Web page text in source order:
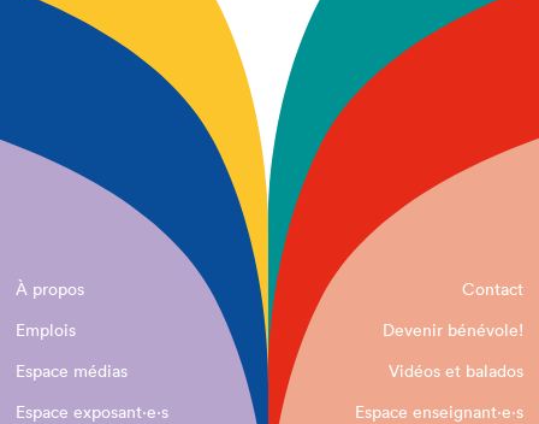
À propos
Contact
Emplois
Devenir bénévole!
Espace médias
Vidéos et balados
Espace exposant·e⋅s
Espace enseignant·e⋅s